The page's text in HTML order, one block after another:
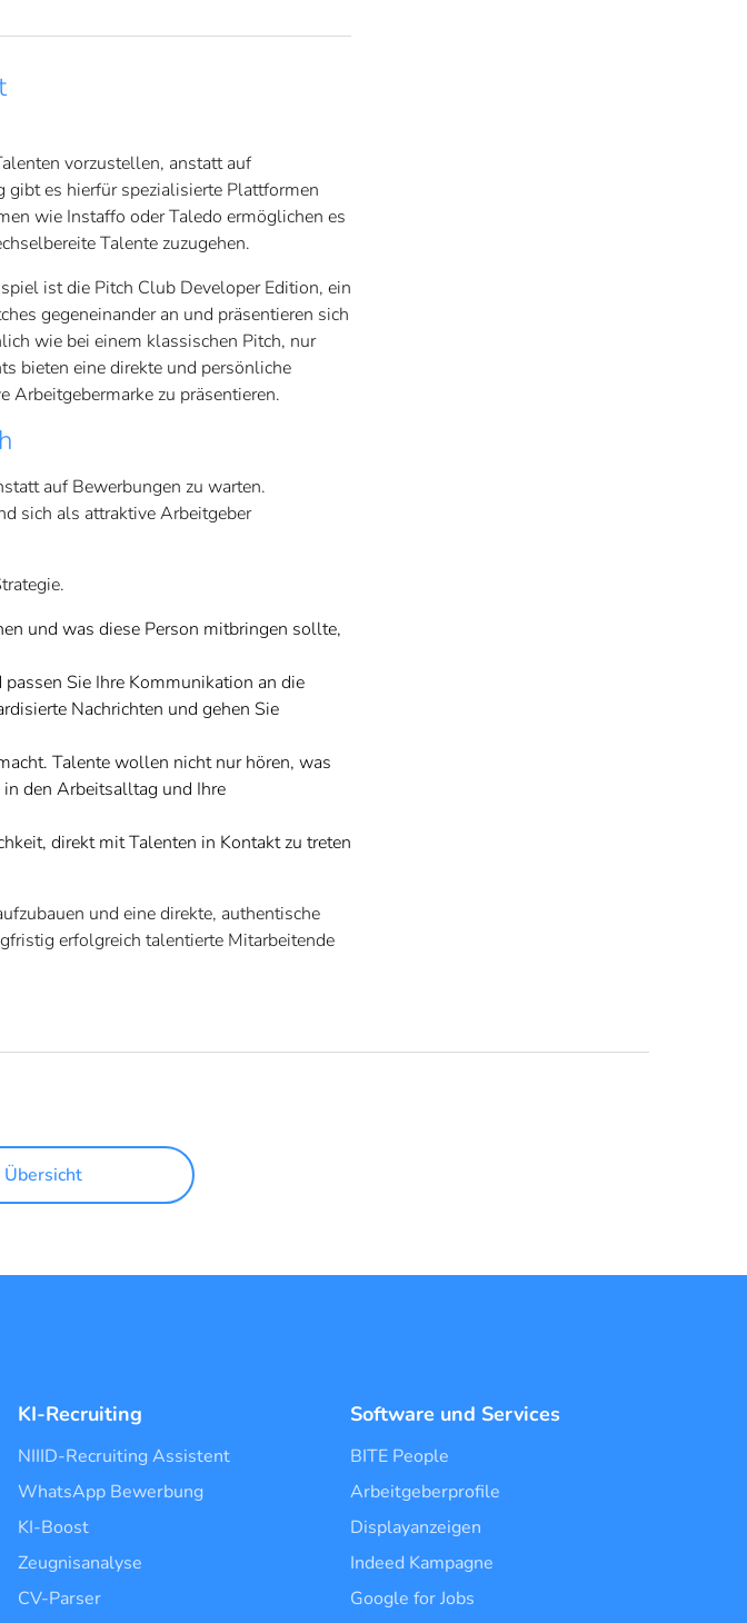
vorzustellen, anstatt auf
gibt es hierfür spezialisierte Plattformen
wie Instaffo oder Taledo ermöglichen es
Talente zuzugehen.
ist die Pitch Club Developer Edition, ein
gegeneinander an und präsentieren sich
wie bei einem klassischen Pitch, nur
bieten eine direkte und persönliche
Arbeitgebermarke zu präsentieren.
auf Bewerbungen zu warten.
sich als attraktive Arbeitgeber
und was diese Person mitbringen sollte,
Sie Ihre Kommunikation an die
Nachrichten und gehen Sie
Talente wollen nicht nur hören, was
den Arbeitsalltag und Ihre
direkt mit Talenten in Kontakt zu treten
und eine direkte, authentische
erfolgreich talentierte Mitarbeitende
Übersicht
KI-Recruiting
NIIID-Recruiting Assistent
WhatsApp Bewerbung
KI-Boost
Zeugnisanalyse
CV-Parser
Software und Services
BITE People
Arbeitgeberprofile
Displayanzeigen
Indeed Kampagne
Google for Jobs